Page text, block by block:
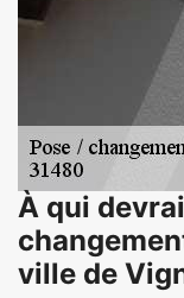
À qui
ville de